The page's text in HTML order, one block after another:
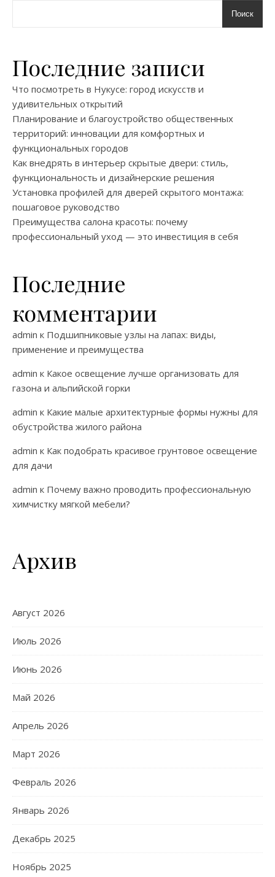
Поиск
Последние записи
Что посмотреть в Нукусе: город искусств и
удивительных открытий
Планирование и благоустройство общественных
территорий: инновации для комфортных и
функциональных городов
Как внедрять в интерьер скрытые двери: стиль,
функциональность и дизайнерские решения
Установка профилей для дверей скрытого монтажа:
пошаговое руководство
Преимущества салона красоты: почему
профессиональный уход — это инвестиция в себя
Последние
комментарии
admin к Подшипниковые узлы на лапах: виды,
применение и преимущества
admin к Какое освещение лучше организовать для
газона и альпийской горки
admin к Какие малые архитектурные формы нужны для
обустройства жилого района
admin к Как подобрать красивое грунтовое освещение
для дачи
admin к Почему важно проводить профессиональную
химчистку мягкой мебели?
Архив
Август 2026
Июль 2026
Июнь 2026
Май 2026
Апрель 2026
Март 2026
Февраль 2026
Январь 2026
Декабрь 2025
Ноябрь 2025